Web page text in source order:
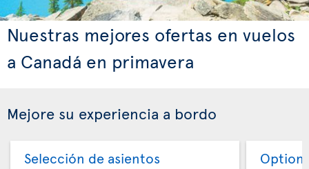
Nuestras mejores ofertas en vuelos
a Canadá en primavera
Mejore su experiencia a bordo
Selección de asientos Option